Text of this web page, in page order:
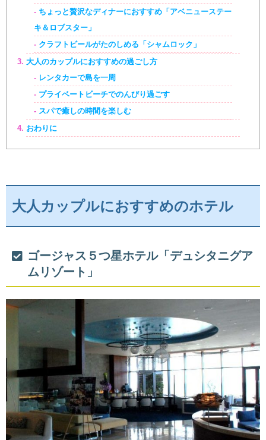
ちょっと贅沢なディナーにおすすめ「アベニューステー
キ＆ロブスター」
クラフトビールがたのしめる「シャムロック」
大人のカップルにおすすめの過ごし方
レンタカーで島を一周
プライベートビーチでのんびり過ごす
スパで癒しの時間を楽しむ
おわりに
大人カップルにおすすめのホテル
ゴージャス５つ星ホテル「デュシタニグア
ムリゾート」